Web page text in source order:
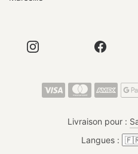
Livraison pour :
Langues :